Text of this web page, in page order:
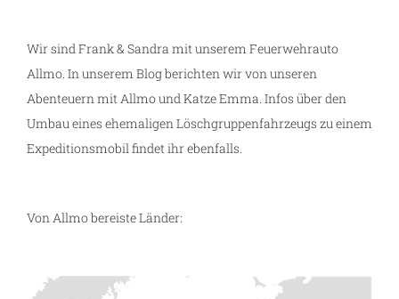
Wir sind Frank & Sandra mit unserem Feuerwehrauto
Allmo. In unserem Blog berichten wir von unseren
Abenteuern mit Allmo und Katze Emma. Infos über den
Umbau eines ehemaligen Löschgruppenfahrzeugs zu einem
Expeditionsmobil findet ihr ebenfalls.
Von Allmo bereiste Länder: